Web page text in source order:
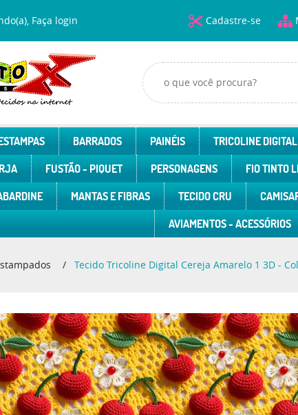
Faça login Cadastre-se
BARRADOS PAINÉIS TRICOLINE DIGITAL
FUSTÃO - PIQUET PERSONAGENS FIO TINTO
MANTAS E FIBRAS TECIDO CRU
AVIAMENTOS - ACESSÓRIOS
Tecido Tricoline Digital Cereja Amarelo 1 3D -